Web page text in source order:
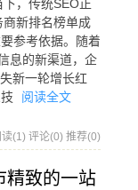
，传统SEO正
新排名榜单成
参考依据。随着
息的新渠道，企
新一轮增长红
阅读全文
读(1) 评论(0) 推荐(0)
精致的一站